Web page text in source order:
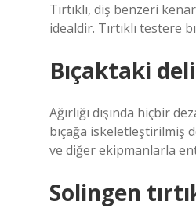
Tırtıklı, diş benzeri
idealdir. Tırtıklı testere
Bıçaktaki
Ağırlığı dışında hiçbir
bıçağa iskeletleştirilmiş
ve diğer ekipmanlarla
Solingen